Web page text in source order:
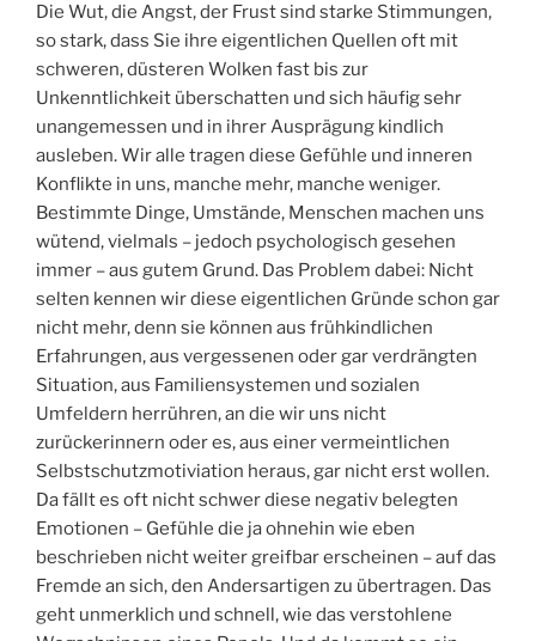
Die Wut, die Angst, der Frust sind starke Stimmungen,
so stark, dass Sie ihre eigentlichen Quellen oft mit
schweren, düsteren Wolken fast bis zur
Unkenntlichkeit überschatten und sich häufig sehr
unangemessen und in ihrer Ausprägung kindlich
ausleben. Wir alle tragen diese Gefühle und inneren
Konflikte in uns, manche mehr, manche weniger.
Bestimmte Dinge, Umstände, Menschen machen uns
wütend, vielmals – jedoch psychologisch gesehen
immer – aus gutem Grund. Das Problem dabei: Nicht
selten kennen wir diese eigentlichen Gründe schon gar
nicht mehr, denn sie können aus frühkindlichen
Erfahrungen, aus vergessenen oder gar verdrängten
Situation, aus Familiensystemen und sozialen
Umfeldern herrühren, an die wir uns nicht
zurückerinnern oder es, aus einer vermeintlichen
Selbstschutzmotiviation heraus, gar nicht erst wollen.
Da fällt es oft nicht schwer diese negativ belegten
Emotionen – Gefühle die ja ohnehin wie eben
beschrieben nicht weiter greifbar erscheinen – auf das
Fremde an sich, den Andersartigen zu übertragen. Das
geht unmerklich und schnell, wie das verstohlene